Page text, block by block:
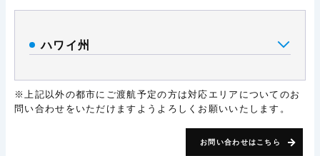
ハワイ州
※上記以外の都市にご渡航予定の方は対応エリアについてのお
問い合わせをいただけますようよろしくお願いいたします。
お問い合わせはこちら